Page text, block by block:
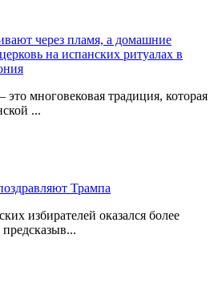
через пламя, а домашние
на испанских ритуалах в
многовековая традиция, которая
...
Трампа
избирателей оказался более